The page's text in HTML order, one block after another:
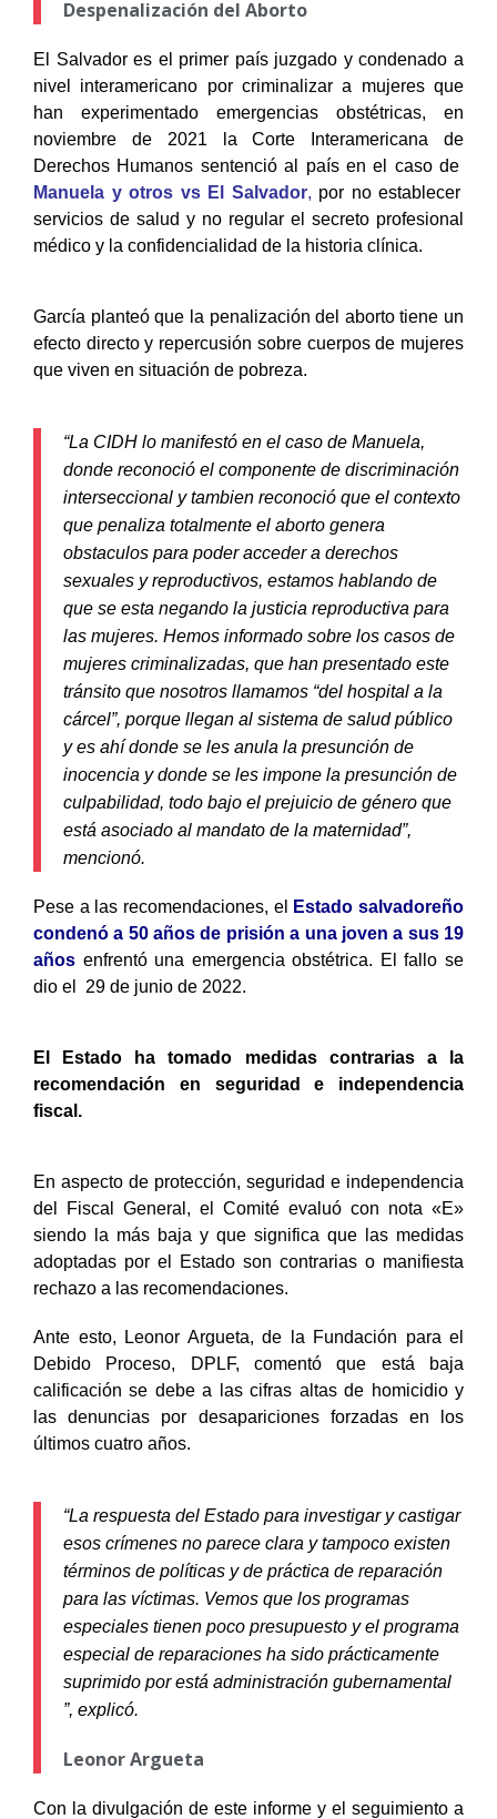
Despenalización del Aborto
El Salvador es el primer país juzgado y condenado a
nivel interamericano por criminalizar a mujeres que
han experimentado emergencias obstétricas, en
noviembre de 2021 la Corte Interamericana de
Derechos Humanos sentenció al país en el caso de
Manuela y otros vs El Salvador, por no establecer
servicios de salud y no regular el secreto profesional
médico y la confidencialidad de la historia clínica.
García planteó que la penalización del aborto tiene un
efecto directo y repercusión sobre cuerpos de mujeres
que viven en situación de pobreza.
“La CIDH lo manifestó en el caso de Manuela,
donde reconoció el componente de discriminación
interseccional y tambien reconoció que el contexto
que penaliza totalmente el aborto genera
obstaculos para poder acceder a derechos
sexuales y reproductivos, estamos hablando de
que se esta negando la justicia reproductiva para
las mujeres. Hemos informado sobre los casos de
mujeres criminalizadas, que han presentado este
tránsito que nosotros llamamos “del hospital a la
cárcel”, porque llegan al sistema de salud público
y es ahí donde se les anula la presunción de
inocencia y donde se les impone la presunción de
culpabilidad, todo bajo el prejuicio de género que
está asociado al mandato de la maternidad”,
mencionó.
Pese a las recomendaciones, el
Estado salvadoreño
condenó a 50 años de prisión a una joven a sus 19
años enfrentó una emergencia obstétrica. El fallo se
dio el 29 de junio de 2022.
El Estado ha tomado medidas contrarias a la
recomendación en seguridad e independencia
fiscal.
En aspecto de protección, seguridad e independencia
del Fiscal General, el Comité evaluó con nota «E»
siendo la más baja y que significa que las medidas
adoptadas por el Estado son contrarias o manifiesta
rechazo a las recomendaciones.
Ante esto, Leonor Argueta, de la Fundación para el
Debido Proceso, DPLF, comentó que está baja
calificación se debe a las cifras altas de homicidio y
las denuncias por desapariciones forzadas en los
últimos cuatro años.
“La respuesta del Estado para investigar y castigar
esos crímenes no parece clara y tampoco existen
términos de políticas y de práctica de reparación
para las víctimas. Vemos que los programas
especiales tienen poco presupuesto y el programa
especial de reparaciones ha sido prácticamente
suprimido por está administración gubernamental
”, explicó.
Leonor Argueta
Con la divulgación de este informe y el seguimiento a